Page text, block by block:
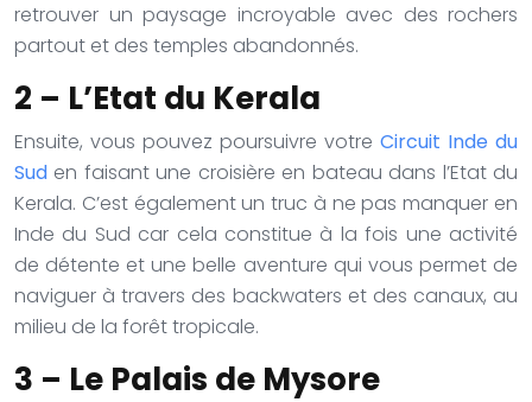
retrouver un paysage incroyable avec des rochers
partout et des temples abandonnés.
2 – L’Etat du Kerala
Ensuite, vous pouvez poursuivre votre Circuit Inde du
Sud en faisant une croisière en bateau dans l’Etat du
Kerala. C’est également un truc à ne pas manquer en
Inde du Sud car cela constitue à la fois une activité
de détente et une belle aventure qui vous permet de
naviguer à travers des backwaters et des canaux, au
milieu de la forêt tropicale.
3 – Le Palais de Mysore